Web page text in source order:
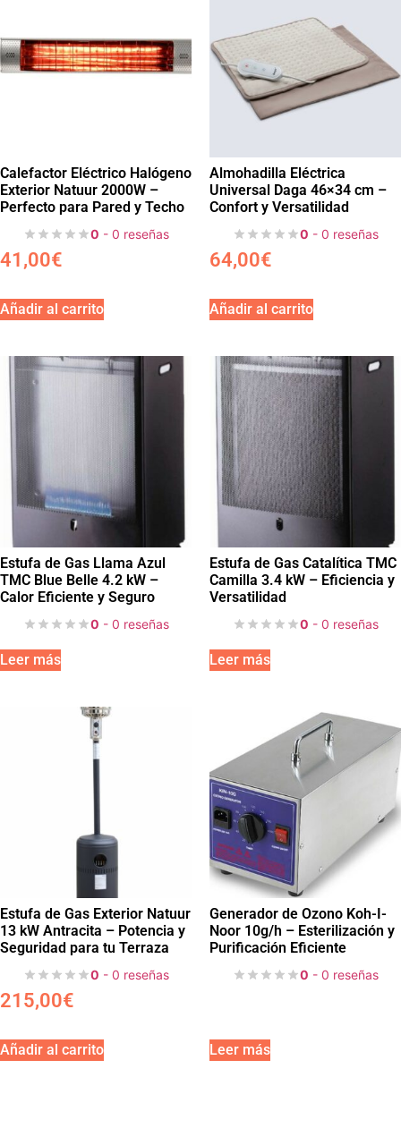
Calefactor Eléctrico Halógeno
Exterior Natuur 2000W –
Perfecto para Pared y Techo
0 - 0 reseñas
41,00€
Añadir al carrito
Almohadilla Eléctrica
Universal Daga 46×34 cm –
Confort y Versatilidad
0 - 0 reseñas
64,00€
Añadir al carrito
Estufa de Gas Llama Azul
TMC Blue Belle 4.2 kW –
Calor Eficiente y Seguro
0 - 0 reseñas
Leer más
Estufa de Gas Catalítica TMC
Camilla 3.4 kW – Eficiencia y
Versatilidad
0 - 0 reseñas
Leer más
Estufa de Gas Exterior Natuur
13 kW Antracita – Potencia y
Seguridad para tu Terraza
0 - 0 reseñas
215,00€
Añadir al carrito
Generador de Ozono Koh-I-
Noor 10g/h – Esterilización y
Purificación Eficiente
0 - 0 reseñas
Leer más